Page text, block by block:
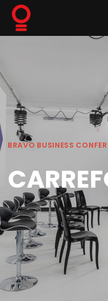
BRAVO BUSINESS